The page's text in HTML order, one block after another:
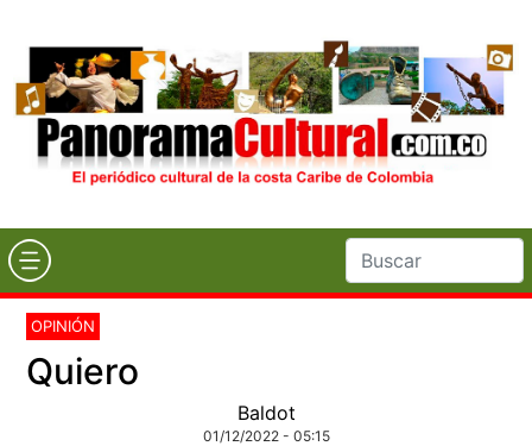
OPINIÓN
Quiero
Baldot
01/12/2022 - 05:15